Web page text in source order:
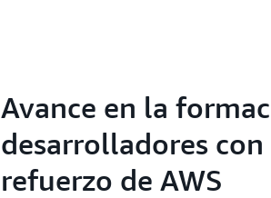
Avance en la
desarrolladores
refuerzo de AWS